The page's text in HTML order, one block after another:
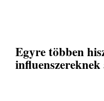
Egyre többen